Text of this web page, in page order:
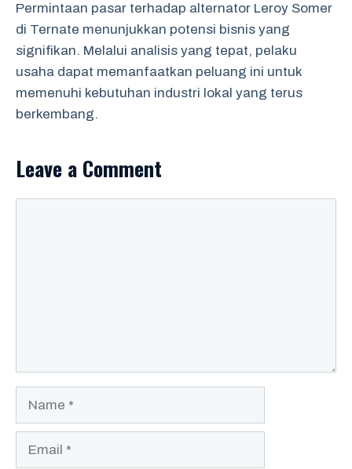
Permintaan pasar terhadap alternator Leroy Somer
di Ternate menunjukkan potensi bisnis yang
signifikan. Melalui analisis yang tepat, pelaku
usaha dapat memanfaatkan peluang ini untuk
memenuhi kebutuhan industri lokal yang terus
berkembang.
Leave a Comment